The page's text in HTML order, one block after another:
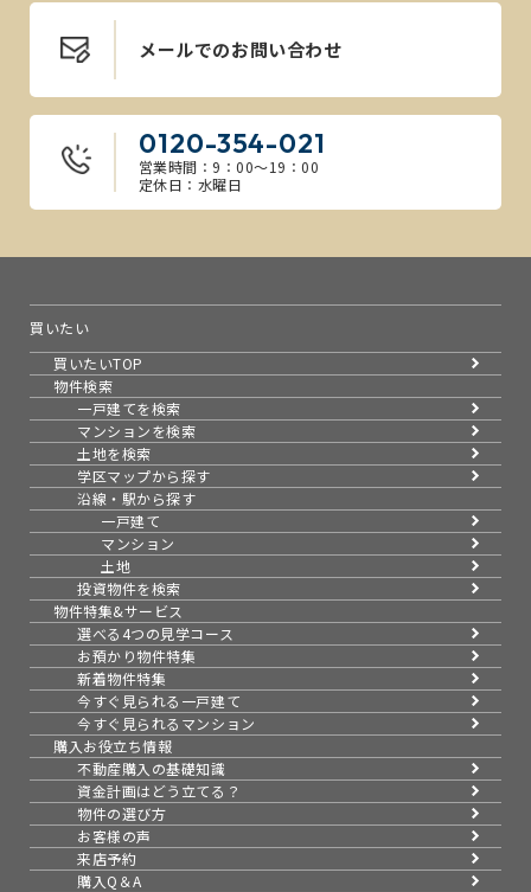
メールでのお問い合わせ
0120-354-021
営業時間：9：00～19：00
定休日：水曜日
買いたい
買いたいTOP
物件検索
一戸建てを検索
マンションを検索
土地を検索
学区マップから探す
沿線・駅から探す
一戸建て
マンション
土地
投資物件を検索
物件特集&サービス
選べる4つの見学コース
お預かり物件特集
新着物件特集
今すぐ見られる一戸建て
今すぐ見られるマンション
購入お役立ち情報
不動産購入の基礎知識
資金計画はどう立てる？
物件の選び方
お客様の声
来店予約
購入Q＆A